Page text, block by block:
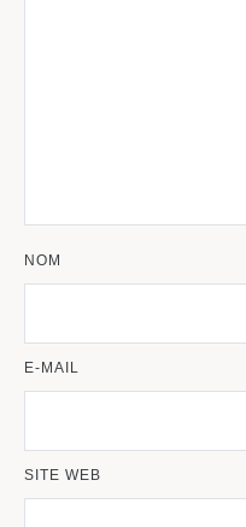
NOM
E-MAIL
SITE WEB